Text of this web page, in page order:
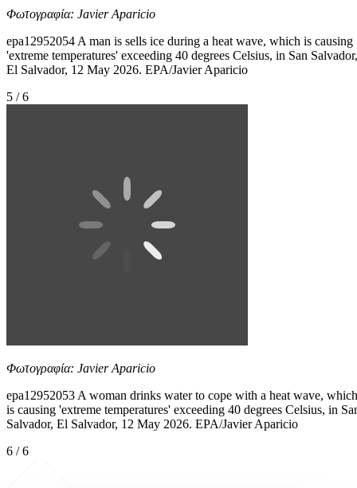
Φωτογραφία: Javier Aparicio
epa12952054 A man is sells ice during a heat wave, which is causing
'extreme temperatures' exceeding 40 degrees Celsius, in San Salvador,
El Salvador, 12 May 2026. EPA/Javier Aparicio
5 / 6
Φωτογραφία: Javier Aparicio
epa12952053 A woman drinks water to cope with a heat wave, which
is causing 'extreme temperatures' exceeding 40 degrees Celsius, in
Salvador, El Salvador, 12 May 2026. EPA/Javier Aparicio
6 / 6